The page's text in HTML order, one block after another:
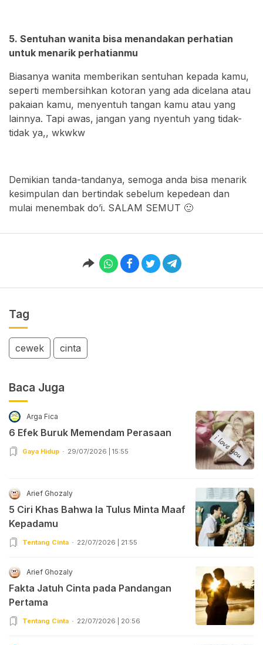
5. Sentuhan wanita bisa menandakan perhatian
untuk menarik perhatianmu
Biasanya wanita memberikan sentuhan kepada kamu,
seperti membersihkan kotoran yang ada dicelana atau
pakaian kamu, menyentuh tangan kamu atau yang
lainnya. Tapi awas, jangan yang nyentuh yang tidak-
tidak ya,, wkwkw
Demikian tanda-tandanya, semoga anda bisa menarik
kesimpulan dan bertindak sebelum kepedean dan
mulai menembak do’i. SALAM SEMUT 🙂
Tag
cewek cinta
Baca Juga
Arga Fica
6 Efek Buruk Memendam Perasaan
Gaya Hidup 29/07/2026 | 15:55
Arief Ghozaly
5 Ciri Khas Bahwa Ia Tulus Minta Maaf
Kepadamu
Tentang Cinta 22/07/2026 | 21:55
Arief Ghozaly
Fakta Jatuh Cinta pada Pandangan
Pertama
Tentang Cinta 22/07/2026 | 20:56